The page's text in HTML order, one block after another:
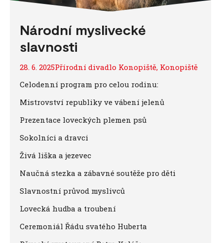
Národní myslivecké
slavnosti
28. 6. 2025Přírodní divadlo Konopiště, Konopiště
Celodenní program pro celou rodinu:
Mistrovství republiky ve vábení jelenů
Prezentace loveckých plemen psů
Sokolníci a dravci
Živá liška a jezevec
Naučná stezka a zábavné soutěže pro děti
Slavnostní průvod myslivců
Lovecká hudba a troubení
Ceremoniál Řádu svatého Huberta